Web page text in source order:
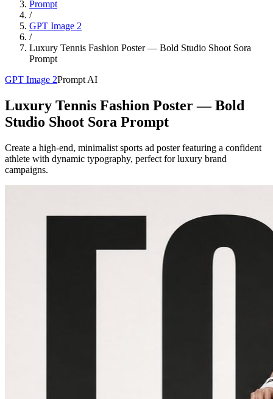
Prompt
/
GPT Image 2
/
Luxury Tennis Fashion Poster — Bold Studio Shoot Sora
Prompt
GPT Image 2Prompt AI
Luxury Tennis Fashion Poster — Bold
Studio Shoot Sora Prompt
Create a high-end, minimalist sports ad poster featuring a confident
athlete with dynamic typography, perfect for luxury brand
campaigns.